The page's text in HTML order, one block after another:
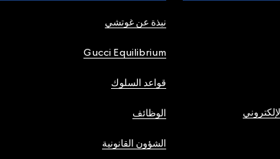
نبذة عن غوتشي
Gucci Equilibrium
قواعد السلوك
الوظائف
الشؤون القانونية